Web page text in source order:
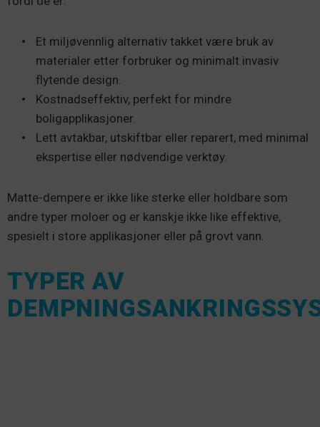
Et miljøvennlig alternativ takket være bruk av
materialer etter forbruker og minimalt invasiv
flytende design.
Kostnadseffektiv, perfekt for mindre
boligapplikasjoner.
Lett avtakbar, utskiftbar eller reparert, med minimal
ekspertise eller nødvendige verktøy.
Matte-dempere er ikke like sterke eller holdbare som
andre typer moloer og er kanskje ikke like effektive,
spesielt i store applikasjoner eller på grovt vann.
TYPER AV